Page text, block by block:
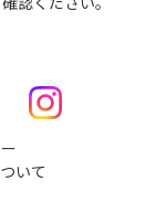
いて